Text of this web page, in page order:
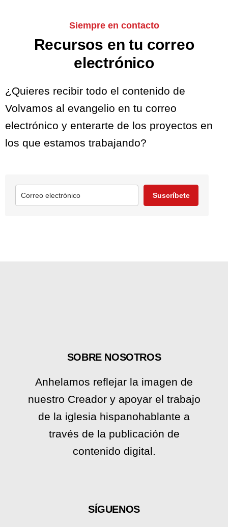
Siempre en contacto
Recursos en tu correo
electrónico
¿Quieres recibir todo el contenido de
Volvamos al evangelio en tu correo
electrónico y enterarte de los proyectos en
los que estamos trabajando?
Suscríbete
SOBRE NOSOTROS
Anhelamos reflejar la imagen de
nuestro Creador y apoyar el trabajo
de la iglesia hispanohablante a
través de la publicación de
contenido digital.
SÍGUENOS